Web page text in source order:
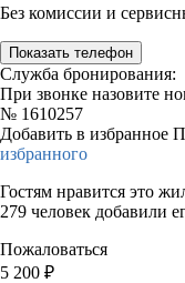
Без комиссии и
Показать телефон
Служба бронирования:
При звонке назовите
№ 1610257
Добавить в избранное
избранного
Гостям нравится это
279 человек добавили
Пожаловаться
5 200 ₽